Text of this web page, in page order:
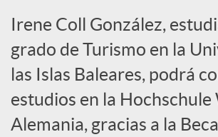
o
c
i
Irene Coll González,
grado de Turismo en la
las Islas Baleares, podrá
estudios en la Hochschule
Alemania, gracias a la